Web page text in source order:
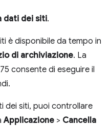
dati dei siti.
è disponibile da tempo in
di archiviazione. La
consente di eseguire il
dei siti, puoi controllare
Applicazione > Cancella